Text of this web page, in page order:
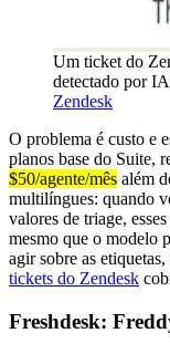
Um ticket do
detectado por
Zendesk
O problema é custo e
planos base do Suite,
$50/agente/mês além
multilíngues: quando
valores de triage,
mesmo que o modelo
agir sobre as
tickets do Zendesk
Freshdesk: